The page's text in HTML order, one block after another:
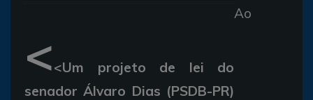
<<Um projeto de lei do
senador Álvaro Dias (PSDB-PR)
Ao